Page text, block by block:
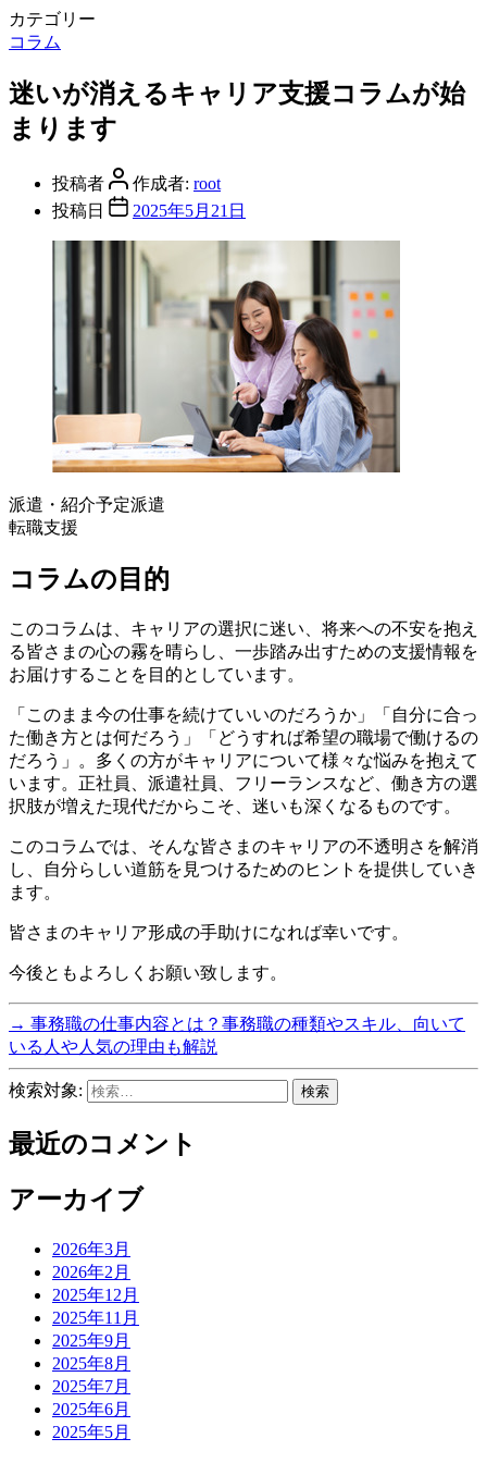
カテゴリー
コラム
迷いが消えるキャリア支援コラムが始
まります
投稿者 作成者: root
投稿日
2025年5月21日
派遣・紹介予定派遣
転職支援
コラムの目的
このコラムは、キャリアの選択に迷い、将来への不安を抱え
る皆さまの心の霧を晴らし、一歩踏み出すための支援情報を
お届けすることを目的としています。
「このまま今の仕事を続けていいのだろうか」「自分に合っ
た働き方とは何だろう」「どうすれば希望の職場で働けるの
だろう」。多くの方がキャリアについて様々な悩みを抱えて
います。正社員、派遣社員、フリーランスなど、働き方の選
択肢が増えた現代だからこそ、迷いも深くなるものです。
このコラムでは、そんな皆さまのキャリアの不透明さを解消
し、自分らしい道筋を見つけるためのヒントを提供していき
ます。
皆さまのキャリア形成の手助けになれば幸いです。
今後ともよろしくお願い致します。
→ 事務職の仕事内容とは？事務職の種類やスキル、向いて
いる人や人気の理由も解説
検索対象:
最近のコメント
アーカイブ
2026年3月
2026年2月
2025年12月
2025年11月
2025年9月
2025年8月
2025年7月
2025年6月
2025年5月